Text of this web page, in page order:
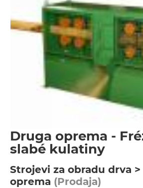
Druga oprema -
slabé kulatiny
Strojevi za obradu drva
oprema (Prodaja)